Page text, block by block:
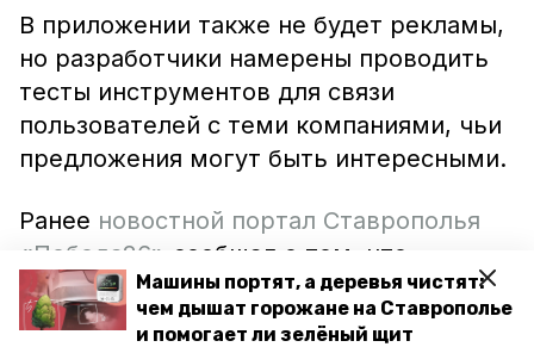
Машины портят, а деревья чистят:
чем дышат горожане на Ставрополье
и помогает ли зелёный щит
В приложении также не будет рекламы,
но разработчики намерены проводить
тесты инструментов для связи
пользователей с теми компаниями, чьи
предложения могут быть интересными.
Ранее новостной портал Ставрополья
«Победа26» сообщал о том, что
пользователи социальных сетей смогли
задать интересующие их вопросы